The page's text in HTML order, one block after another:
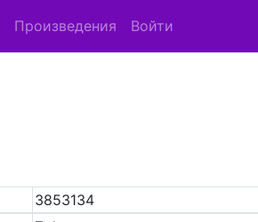
Произведения Войти
3853134